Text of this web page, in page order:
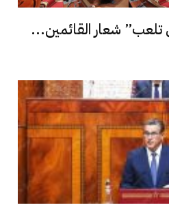
شعار القائمين...